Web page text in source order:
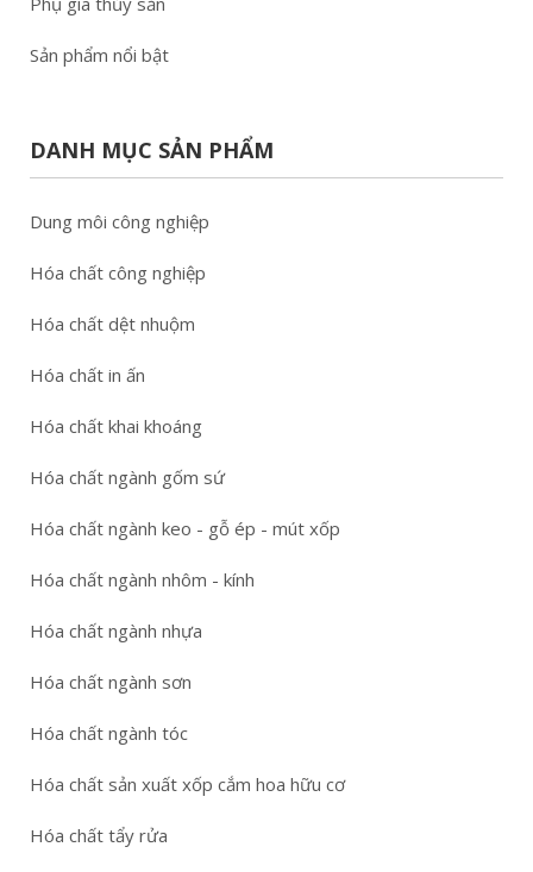
Sản phẩm nổi bật
DANH MỤC SẢN PHẨM
Dung môi công nghiệp
Hóa chất công nghiệp
Hóa chất dệt nhuộm
Hóa chất in ấn
Hóa chất khai khoáng
Hóa chất ngành gốm sứ
Hóa chất ngành keo - gỗ ép - mút xốp
Hóa chất ngành nhôm - kính
Hóa chất ngành nhựa
Hóa chất ngành sơn
Hóa chất ngành tóc
Hóa chất sản xuất xốp cắm hoa hữu cơ
Hóa chất tẩy rửa